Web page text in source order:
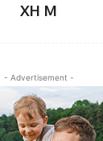
XH M
- Advertisement -